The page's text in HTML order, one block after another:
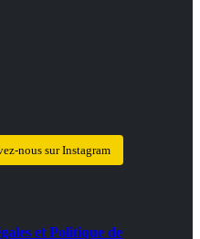
nous sur Instagram
et Politique de